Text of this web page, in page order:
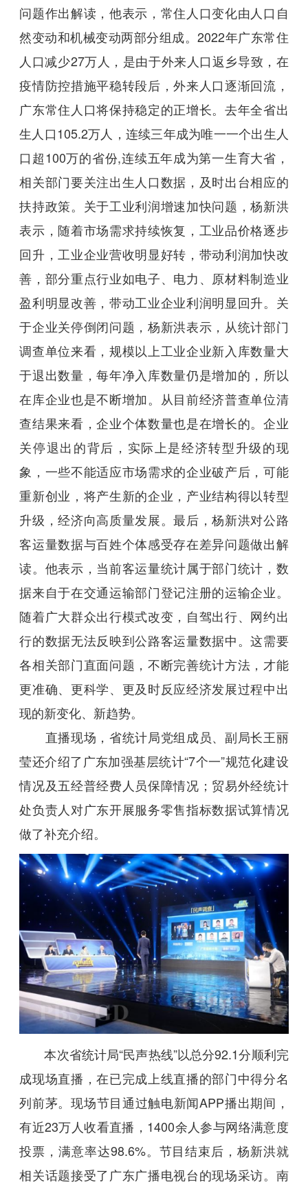
问题作出解读，他表示，常住人口变化由人口自
然变动和机械变动两部分组成。2022年广东常住
人口减少27万人，是由于外来人口返乡导致，在
疫情防控措施平稳转段后，外来人口逐渐回流，
广东常住人口将保持稳定的正增长。去年全省出
生人口105.2万人，连续三年成为唯一一个出生人
口超100万的省份,连续五年成为第一生育大省，
相关部门要关注出生人口数据，及时出台相应的
扶持政策。关于工业利润增速加快问题，杨新洪
表示，随着市场需求持续恢复，工业品价格逐步
回升，工业企业营收明显好转，带动利润加快改
善，部分重点行业如电子、电力、原材料制造业
盈利明显改善，带动工业企业利润明显回升。关
于企业关停倒闭问题，杨新洪表示，从统计部门
调查单位来看，规模以上工业企业新入库数量大
于退出数量，每年净入库数量仍是增加的，所以
在库企业也是不断增加。从目前经济普查单位清
查结果来看，企业个体数量也是在增长的。企业
关停退出的背后，实际上是经济转型升级的现
象，一些不能适应市场需求的企业破产后，可能
重新创业，将产生新的企业，产业结构得以转型
升级，经济向高质量发展。最后，杨新洪对公路
客运量数据与百姓个体感受存在差异问题做出解
读。他表示，当前客运量统计属于部门统计，数
据来自于在交通运输部门登记注册的运输企业。
随着广大群众出行模式改变，自驾出行、网约出
行的数据无法反映到公路客运量数据中。这需要
各相关部门直面问题，不断完善统计方法，才能
更准确、更科学、更及时反应经济发展过程中出
现的新变化、新趋势。
直播现场，省统计局党组成员、副局长王丽
莹还介绍了广东加强基层统计“7个一”规范化建设
情况及五经普经费人员保障情况；贸易外经统计
处负责人对广东开展服务零售指标数据试算情况
做了补充介绍。
本次省统计局“民声热线”以总分92.1分顺利完
成现场直播，在已完成上线直播的部门中得分名
列前茅。现场节目通过触电新闻APP播出期间，
有近23万人收看直播，1400余人参与网络满意度
投票，满意率达98.6%。节目结束后，杨新洪就
相关话题接受了广东广播电视台的现场采访。南